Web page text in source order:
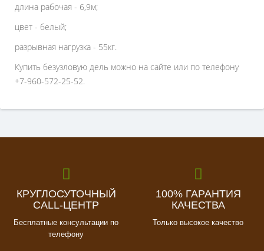
длина рабочая - 6,9м;
цвет - белый;
разрывная нагрузка - 55кг.
Купить безузловую дель можно на сайте или по телефону
+7-960-572-25-52.
КРУГЛОСУТОЧНЫЙ
CALL-ЦЕНТР
Бесплатные консультации по
телефону
100% ГАРАНТИЯ
КАЧЕСТВА
Только высокое качество